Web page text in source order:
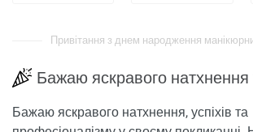
Привітання з днем ​​народження
Бажаю яскравого натхнення
Бажаю яскравого натхнення, успіхів та